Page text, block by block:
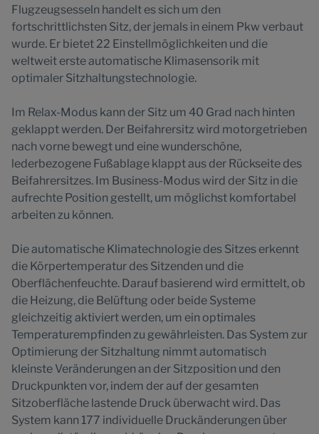
Flugzeugsesseln handelt es sich um den
fortschrittlichsten Sitz, der jemals in einem Pkw verbaut
wurde. Er bietet 22 Einstellmöglichkeiten und die
weltweit erste automatische Klimasensorik mit
optimaler Sitzhaltungstechnologie.
Im Relax-Modus kann der Sitz um 40 Grad nach hinten
geklappt werden. Der Beifahrersitz wird motorgetrieben
nach vorne bewegt und eine wunderschöne,
lederbezogene Fußablage klappt aus der Rückseite des
Beifahrersitzes. Im Business-Modus wird der Sitz in die
aufrechte Position gestellt, um möglichst komfortabel
arbeiten zu können.
Die automatische Klimatechnologie des Sitzes erkennt
die Körpertemperatur des Sitzenden und die
Oberflächenfeuchte. Darauf basierend wird ermittelt, ob
die Heizung, die Belüftung oder beide Systeme
gleichzeitig aktiviert werden, um ein optimales
Temperaturempfinden zu gewährleisten. Das System zur
Optimierung der Sitzhaltung nimmt automatisch
kleinste Veränderungen an der Sitzposition und den
Druckpunkten vor, indem der auf der gesamten
Sitzoberfläche lastende Druck überwacht wird. Das
System kann 177 individuelle Druckänderungen über